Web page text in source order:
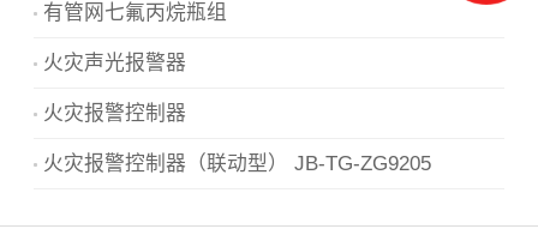
有管网七氟丙烷瓶组
火灾声光报警器
火灾报警控制器
火灾报警控制器（联动型） JB-TG-ZG9205